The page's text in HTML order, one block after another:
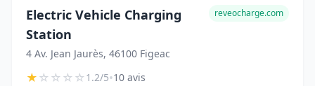
Electric Vehicle Charging
Station
4 Av. Jean Jaurès, 46100 Figeac
reveocharge.com
★☆☆☆☆1.2/5•10 avis